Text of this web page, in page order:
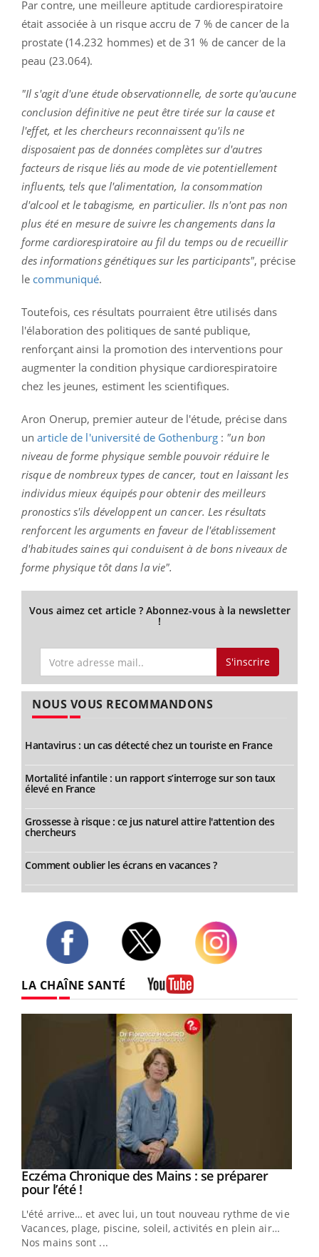
Par contre, une meilleure aptitude cardiorespiratoire
était associée à un risque accru de 7 % de cancer de la
prostate (14.232 hommes) et de 31 % de cancer de la
peau (23.064).
"Il s'agit d'une étude observationnelle, de sorte qu'aucune
conclusion définitive ne peut être tirée sur la cause et
l'effet, et les chercheurs reconnaissent qu'ils ne
disposaient pas de données complètes sur d'autres
facteurs de risque liés au mode de vie potentiellement
influents, tels que l'alimentation, la consommation
d'alcool et le tabagisme, en particulier. Ils n'ont pas non
plus été en mesure de suivre les changements dans la
forme cardiorespiratoire au fil du temps ou de recueillir
des informations génétiques sur les participants", précise
le communiqué.
Toutefois, ces résultats pourraient être utilisés dans
l'élaboration des politiques de santé publique,
renforçant ainsi la promotion des interventions pour
augmenter la condition physique cardiorespiratoire
chez les jeunes, estiment les scientifiques.
Aron Onerup, premier auteur de l'étude, précise dans
unarticle de l'université de Gothenburg : "un bon
niveau de forme physique semble pouvoir réduire le
risque de nombreux types de cancer, tout en laissant les
individus mieux équipés pour obtenir des meilleurs
pronostics s'ils développent un cancer. Les résultats
renforcent les arguments en faveur de l'établissement
d'habitudes saines qui conduisent à de bons niveaux de
forme physique tôt dans la vie".
Vous aimez cet article ? Abonnez-vous à la newsletter
!
S'inscrire
NOUS VOUS RECOMMANDONS
Hantavirus : un cas détecté chez un touriste en France
Mortalité infantile : un rapport s’interroge sur son taux
élevé en France
Grossesse à risque : ce jus naturel attire l'attention des
chercheurs
Comment oublier les écrans en vacances ?
LA CHAÎNE SANTÉ
Youtube
Eczéma Chronique des Mains : se préparer
pour l’été !Youtube
L'été arrive… et avec lui, un tout nouveau rythme de vie !
Vacances, plage, piscine, soleil, activités en plein air…
Nos mains sont ...